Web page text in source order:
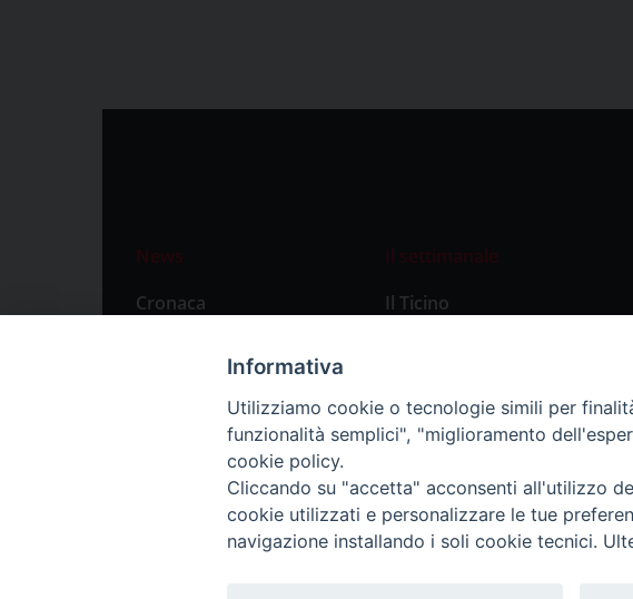
News
Cronaca
Primo Piano
Il settimanale
Il Ticino
Informativa
Utilizziamo cookie o tecnologie simili per
funzionalità semplici", "miglioramento
cookie policy.
Cliccando su "accetta" acconsenti all'utilizzo
cookie utilizzati e personalizzare le tue
navigazione installando i soli cookie tecnici.